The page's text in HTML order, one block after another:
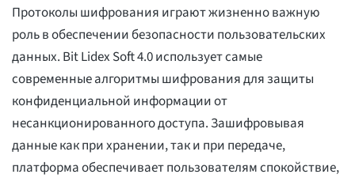
Протоколы шифрования играют жизненно важную
роль в обеспечении безопасности пользовательских
данных. Bit Lidex Soft 4.0 использует самые
современные алгоритмы шифрования для защиты
конфиденциальной информации от
несанкционированного доступа. Зашифровывая
данные как при хранении, так и при передаче,
платформа обеспечивает пользователям спокойствие,